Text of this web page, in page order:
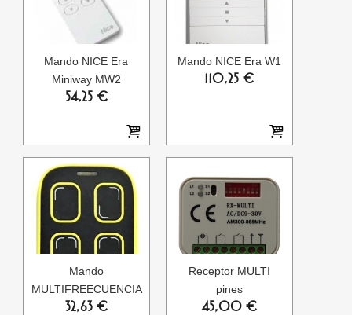
Mando NICE Era
Miniway MW2
54,25 €
Mando NICE Era W1
110,25 €
Mando
MULTIFREECUENCIA
32,63 €
Receptor MULTI
pines
45,00 €